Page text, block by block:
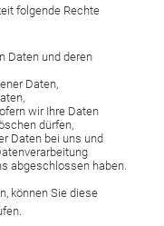
folgende Rechte
Daten und deren
Daten,
wir Ihre Daten
dürfen,
Daten bei uns und
abgeschlossen haben.
können Sie diese